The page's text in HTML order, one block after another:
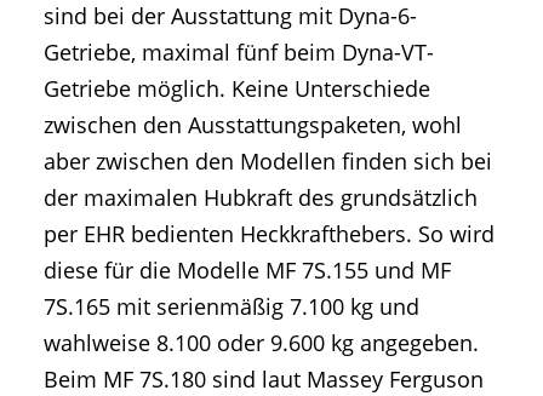
sind bei der Ausstattung mit Dyna-6-
Getriebe, maximal fünf beim Dyna-VT-
Getriebe möglich. Keine Unterschiede
zwischen den Ausstattungspaketen, wohl
aber zwischen den Modellen finden sich bei
der maximalen Hubkraft des grundsätzlich
per EHR bedienten Heckkrafthebers. So wird
diese für die Modelle MF 7S.155 und MF
7S.165 mit serienmäßig 7.100 kg und
wahlweise 8.100 oder 9.600 kg angegeben.
Beim MF 7S.180 sind laut Massey Ferguson